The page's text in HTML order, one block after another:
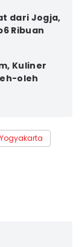
dari Jogja,
Ribuan
Kuliner
oleh